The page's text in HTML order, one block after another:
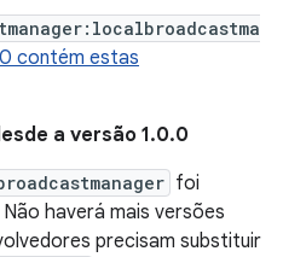
contém estas
a versão 1.0.0
foi
haverá mais versões
precisam substituir